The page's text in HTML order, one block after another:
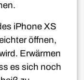
iPhone XS
öffnen,
Erwärmen
es sich noch